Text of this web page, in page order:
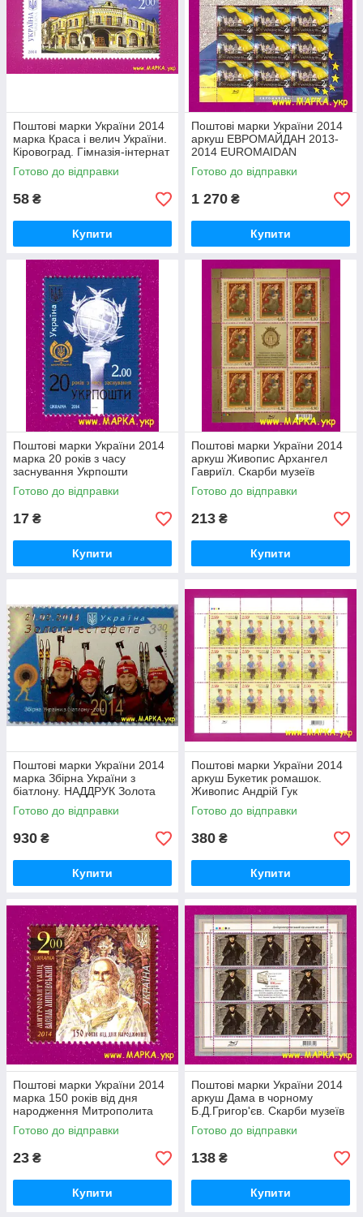
Поштові марки України 2014
марка Краса і велич України.
Кіровоград. Гімназія-інтернат
і школа мистецтв
Готово до відправки
58 ₴
Купити
Поштові марки України 2014
аркуш ЕВРОМАЙДАН 2013-
2014 EUROMAІDAN
Готово до відправки
1 270 ₴
Купити
Поштові марки України 2014
марка 20 років з часу
заснування Укрпошти
Готово до відправки
17 ₴
Купити
Поштові марки України 2014
аркуш Живопис Архангел
Гавриїл. Скарби музеїв
України
Готово до відправки
213 ₴
Купити
Поштові марки України 2014
марка Збірна України з
біатлону. НАДДРУК Золота
естафета
Готово до відправки
930 ₴
Купити
Поштові марки України 2014
аркуш Букетик ромашок.
Живопис Андрій Гук
Готово до відправки
380 ₴
Купити
Поштові марки України 2014
марка 150 років від дня
народження Митрополита
Василя Липківського
Готово до відправки
23 ₴
Купити
Поштові марки України 2014
аркуш Дама в чорному
Б.Д.Григор'єв. Скарби музеїв
України
Готово до відправки
138 ₴
Купити